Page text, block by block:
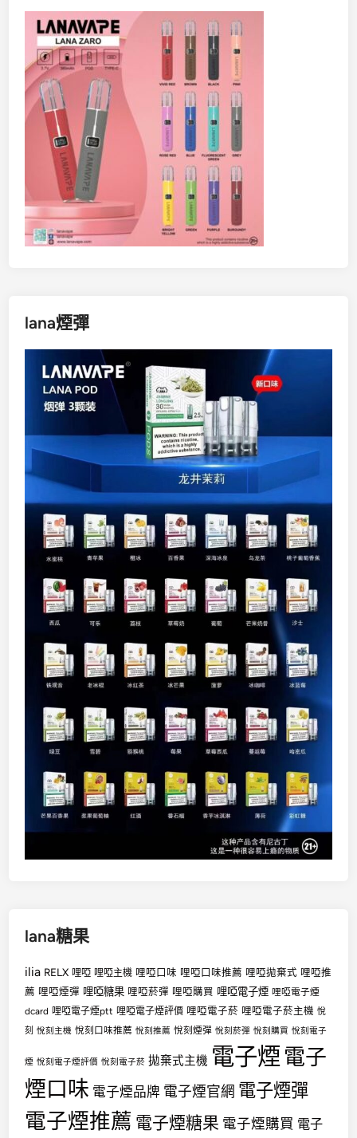
lana煙彈
lana糖果
ilia RELX 哩啞 哩啞主機 哩啞口味 哩啞口味推薦 哩啞拋棄式 哩啞推
薦 哩啞煙彈 哩啞糖果 哩啞菸彈 哩啞購買 哩啞電子煙 哩啞電子煙
dcard 哩啞電子煙ptt 哩啞電子煙評價 哩啞電子菸 哩啞電子菸主機 悅
刻 悅刻主機 悅刻口味推薦 悅刻推薦 悅刻煙彈 悅刻菸彈 悅刻購買 悅刻電子
煙 悅刻電子煙評價 悅刻電子菸 拋棄式主機 電子煙 電子
煙口味 電子煙品牌 電子煙官網 電子煙彈
電子煙推薦 電子煙糖果 電子煙購買 電子